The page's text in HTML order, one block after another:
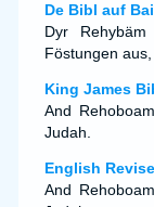
De Bibl auf
Dyr
Föstungen aus,
King James
And
Judah.
English
And